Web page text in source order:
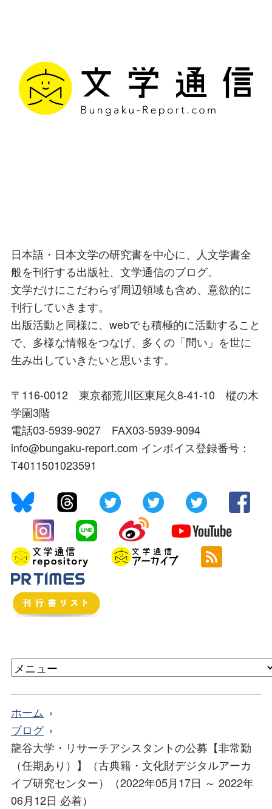
日本語・日本文学の研究書を中心に、人文学書全
般を刊行する出版社、文学通信のブログ。
文学だけにこだわらず周辺領域も含め、意欲的に
刊行していきます。
出版活動と同様に、webでも積極的に活動すること
で、多様な情報をつなげ、多くの「問い」を世に
生み出していきたいと思います。
〒116-0012 東京都荒川区東尾久8-41-10 樅の木
学園3階
電話03-5939-9027 FAX03-5939-9094
info@bungaku-report.com インボイス登録番号：
T4011501023591
ホーム
ブログ
龍谷大学・リサーチアシスタントの公募【非常勤
（任期あり）】（古典籍・文化財デジタルアーカ
イブ研究センター）（2022年05月17日 ～ 2022年
06月12日 必着）